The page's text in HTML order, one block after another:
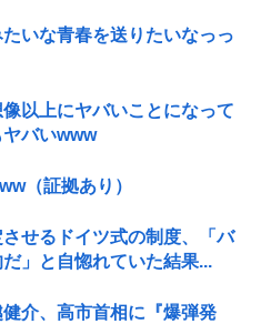
いな青春を送りたいなっっ
以上にヤバいことになって
バいwww
（証拠あり）
せるドイツ式の制度、「バ
」と自惚れていた結果...
健介、高市首相に『爆弾発